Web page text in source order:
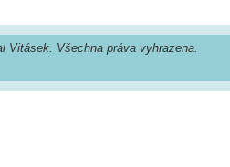
Vitásek. Všechna práva vyhrazena.